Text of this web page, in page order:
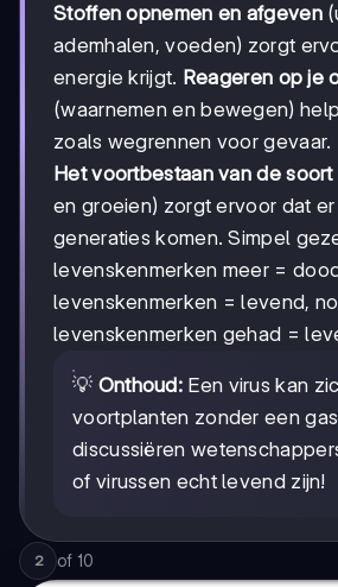
Stoffen opnemen en afgeven
ademhalen, voeden) zorgt
energie krijgt. Reageren op je
(waarnemen en bewegen)
zoals wegrennen voor gevaar.
Het voortbestaan van de soort
en groeien) zorgt ervoor dat
generaties komen. Simpel
levenskenmerken meer =
levenskenmerken = levend,
levenskenmerken gehad =
💡 Onthoud: Een virus kan
voortplanten zonder een
discussiëren
of virussen echt levend zijn!
2 of 10